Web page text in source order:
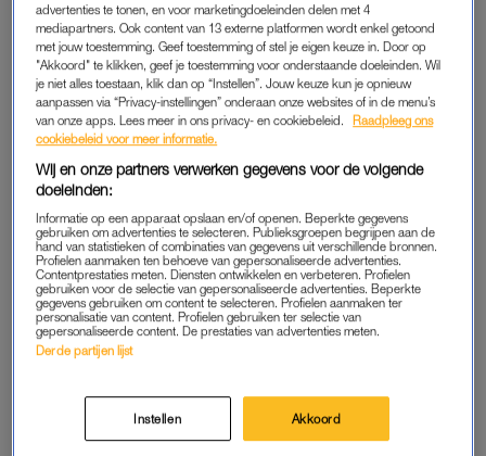
enkele geplande onderzoeken in de Gemelli-kliniek was. De
media zeiden echter dat hij per ambulance was afgevoerd.
Het Vaticaan was al begonnen afspraken af te zeggen.
Waarnemers in Rome zeiden al het hoogst ongebruikelijk te
vinden dat kort voor de paasdagen uitgebreide onderzoeken
waren gepland.
De paus is deze maand tien jaar aan de macht.
Woensdagochtend hield Franciscus nog zijn wekelijkse
algemene audiëntie voor duizenden gelovigen op het Sint-
Pietersplein.
OPERATIE
In juli 2021 onderging de Argentijnse paus een darmoperatie in
het Gemelli-ziekenhuis. In een recent interview gaf hij aan weer
last te hebben van zijn darmen. Hij kampt ook met een ernstig
advertenties te tonen, en voor marketingdoeleinden delen met 4
mediapartners. Ook content van 13 externe platformen wordt enkel getoond
met jouw toestemming. Geef toestemming of stel je eigen keuze in. Door op
"Akkoord" te klikken, geef je toestemming voor onderstaande doeleinden. Wil
je niet alles toestaan, klik dan op “Instellen”. Jouw keuze kun je opnieuw
aanpassen via “Privacy-instellingen” onderaan onze websites of in de menu’s
van onze apps. Lees meer in ons privacy- en cookiebeleid.
Raadpleeg ons
cookiebeleid voor meer informatie.
Wij en onze partners verwerken gegevens voor de volgende
doeleinden:
Informatie op een apparaat opslaan en/of openen. Beperkte gegevens
gebruiken om advertenties te selecteren. Publieksgroepen begrijpen aan de
hand van statistieken of combinaties van gegevens uit verschillende bronnen.
Profielen aanmaken ten behoeve van gepersonaliseerde advertenties.
Contentprestaties meten. Diensten ontwikkelen en verbeteren. Profielen
gebruiken voor de selectie van gepersonaliseerde advertenties. Beperkte
gegevens gebruiken om content te selecteren. Profielen aanmaken ter
personalisatie van content. Profielen gebruiken ter selectie van
gepersonaliseerde content. De prestaties van advertenties meten.
Derde partijen lijst
Instellen Akkoord